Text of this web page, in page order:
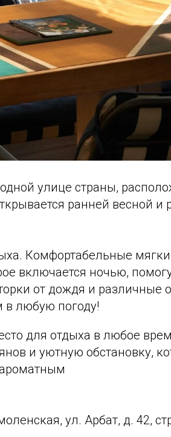
улице страны,
ранней весной и
Комфортабельные
включается ночью,
от дождя и различные
в любую погоду!
для отдыха в любое
и уютную обстановку,
ул. Арбат, д. 42,